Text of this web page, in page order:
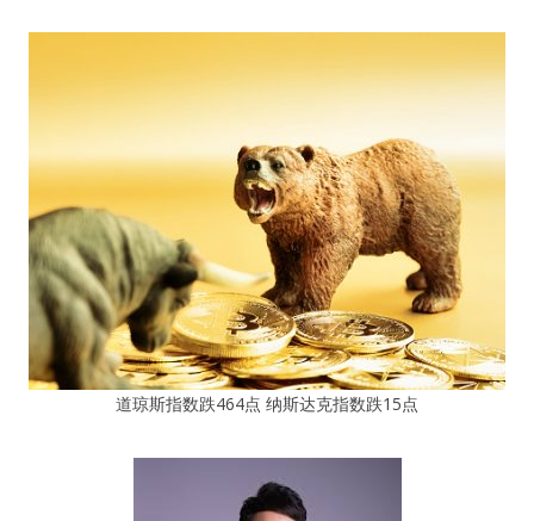
道琼斯指数跌464点 纳斯达克指数跌15点